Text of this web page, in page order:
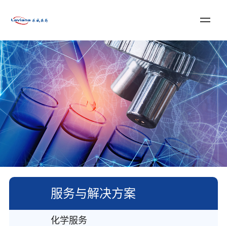
登录 注册 English
首页
关于乐威
服务与解决方案
新闻资讯
加入我们
联系我们
服务与解决方案
化学服务